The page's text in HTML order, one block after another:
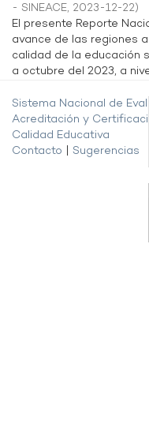
- SINEACE, 2023-12-22)
El presente Reporte
avance de las regiones
calidad de la educación
a octubre del 2023, a
Sistema Nacional de
Acreditación y
Calidad Educativa
Contacto
Sugerencias